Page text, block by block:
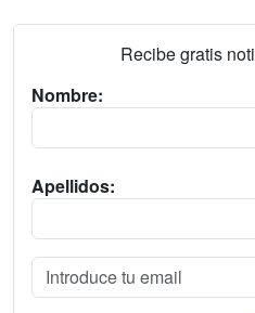
Recibe gratis
Nombre:
Apellidos: